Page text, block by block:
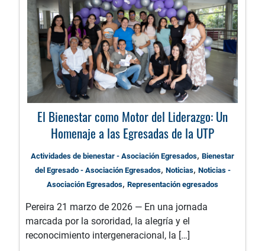
El Bienestar como Motor del Liderazgo: Un
Homenaje a las Egresadas de la UTP
Actividades de bienestar - Asociación Egresados, Bienestar
del Egresado - Asociación Egresados, Noticias, Noticias -
Asociación Egresados, Representación egresados
Pereira 21 marzo de 2026 — En una jornada
marcada por la sororidad, la alegría y el
reconocimiento intergeneracional, la […]